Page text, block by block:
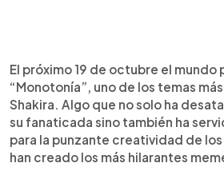
► Escuchar artículo
El próximo 19 de octubre el mundo
“Monotonía”, uno de los temas
Shakira. Algo que no solo ha
su fanaticada sino también ha
para la punzante creatividad de
han creado los más hilarantes